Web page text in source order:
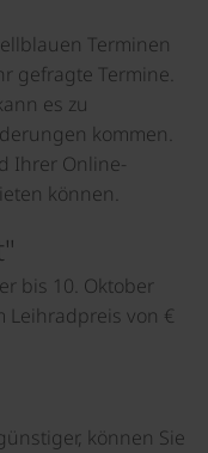
Terminen
gefragte Termine.
es zu
kommen.
Ihrer Online-
können.
bis 10. Oktober
Leihradpreis von €
können Sie